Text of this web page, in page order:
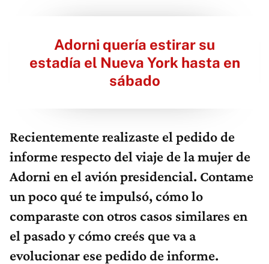
Adorni quería estirar su
estadía el Nueva York hasta en
sábado
Recientemente realizaste el pedido de
informe respecto del viaje de la mujer de
Adorni en el avión presidencial. Contame
un poco qué te impulsó, cómo lo
comparaste con otros casos similares en
el pasado y cómo creés que va a
evolucionar ese pedido de informe.